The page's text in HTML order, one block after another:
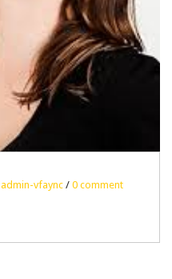
admin-vfaync / 0 comment